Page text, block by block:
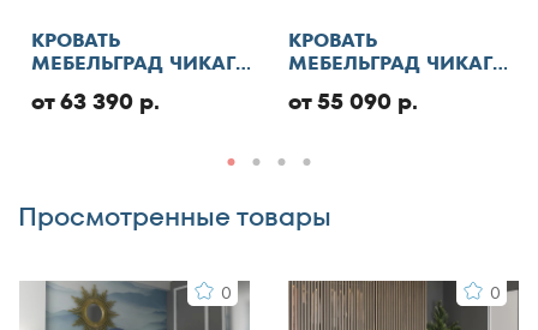
Комментарий
КРОВАТЬ
МЕБЕЛЬГРАД ЧИКАГО
от 63 390 р.
КРОВАТЬ
МЕБЕЛЬГРАД ЧИКАГО
от 55 090 р.
Просмотренные товары
0 0